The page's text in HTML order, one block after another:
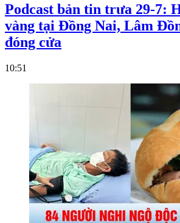
Podcast bản tin trưa 29-7:
vàng tại Đồng Nai, Lâm
đóng cửa
10:51